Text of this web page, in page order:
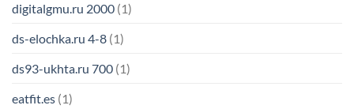
digitalgmu.ru 2000 (1)
ds-elochka.ru 4-8 (1)
ds93-ukhta.ru 700 (1)
eatfit.es (1)